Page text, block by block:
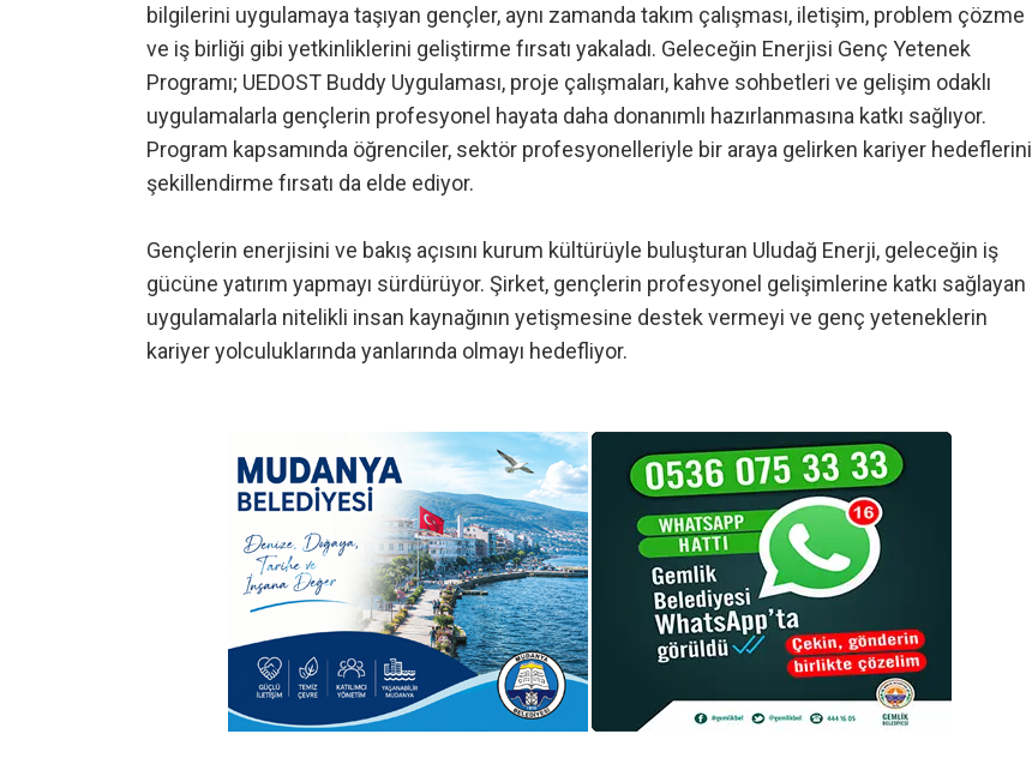
bilgilerini uygulamaya taşıyan gençler, aynı zamanda takım çalışması, iletişim, problem çözme
ve iş birliği gibi yetkinliklerini geliştirme fırsatı yakaladı. Geleceğin Enerjisi Genç Yetenek
Programı; UEDOST Buddy Uygulaması, proje çalışmaları, kahve sohbetleri ve gelişim odaklı
uygulamalarla gençlerin profesyonel hayata daha donanımlı hazırlanmasına katkı sağlıyor.
Program kapsamında öğrenciler, sektör profesyonelleriyle bir araya gelirken kariyer hedeflerini
şekillendirme fırsatı da elde ediyor.
Gençlerin enerjisini ve bakış açısını kurum kültürüyle buluşturan Uludağ Enerji, geleceğin iş
gücüne yatırım yapmayı sürdürüyor. Şirket, gençlerin profesyonel gelişimlerine katkı sağlayan
uygulamalarla nitelikli insan kaynağının yetişmesine destek vermeyi ve genç yeteneklerin
kariyer yolculuklarında yanlarında olmayı hedefliyor.